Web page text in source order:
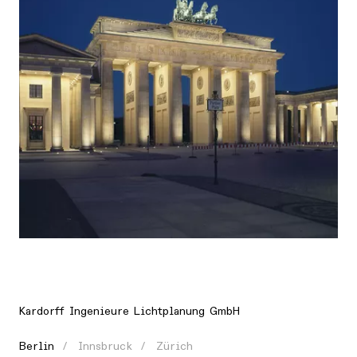
Europa, Deutschland, Berlin
Kardorff Ingenieure Lichtplanung GmbH
Berlin Innsbruck Zürich